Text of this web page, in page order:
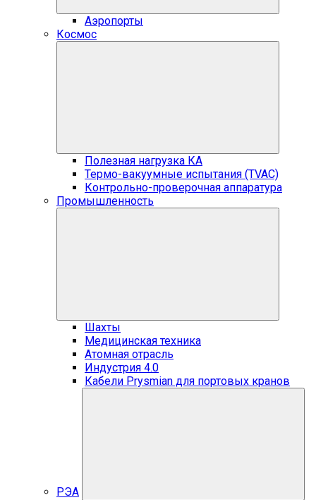
Аэропорты
Космос
Полезная нагрузка КА
Термо-вакуумные испытания (TVAC)
Контрольно-проверочная аппаратура
Промышленность
Шахты
Медицинская техника
Атомная отрасль
Индустрия 4.0
Кабели Prysmian для портовых кранов
РЭА